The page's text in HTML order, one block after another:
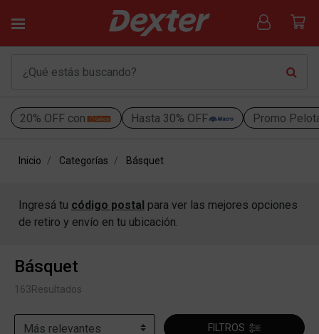
20% OFF con Hasta 30% OFF Promo
Inicio Categorías Básquet
Ingresá tu código postal para ver las mejores opciones
de retiro y envío en tu ubicación.
Básquet
163Resultados
FILTROS